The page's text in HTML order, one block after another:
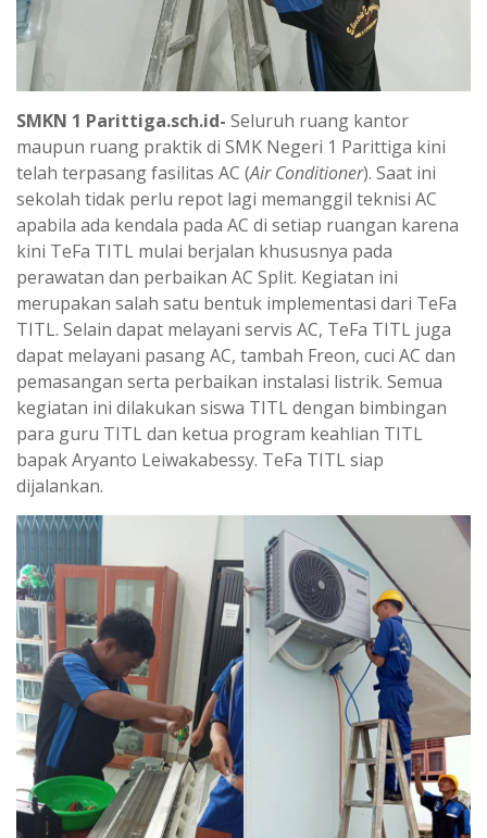
SMKN 1 Parittiga.sch.id- Seluruh ruang kantor
maupun ruang praktik di SMK Negeri 1 Parittiga kini
telah terpasang fasilitas AC (Air Conditioner). Saat ini
sekolah tidak perlu repot lagi memanggil teknisi AC
apabila ada kendala pada AC di setiap ruangan karena
kini TeFa TITL mulai berjalan khususnya pada
perawatan dan perbaikan AC Split. Kegiatan ini
merupakan salah satu bentuk implementasi dari TeFa
TITL. Selain dapat melayani servis AC, TeFa TITL juga
dapat melayani pasang AC, tambah Freon, cuci AC dan
pemasangan serta perbaikan instalasi listrik. Semua
kegiatan ini dilakukan siswa TITL dengan bimbingan
para guru TITL dan ketua program keahlian TITL
bapak Aryanto Leiwakabessy. TeFa TITL siap
dijalankan.